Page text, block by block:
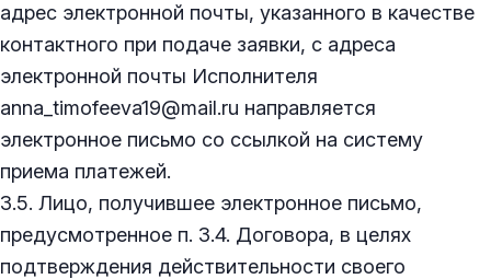
адрес электронной почты, указанного в качестве
контактного при подаче заявки, с адреса
электронной почты Исполнителя
anna_timofeeva19@mail.ru направляется
электронное письмо со ссылкой на систему
приема платежей.
3.5. Лицо, получившее электронное письмо,
предусмотренное п. 3.4. Договора, в целях
подтверждения действительности своего